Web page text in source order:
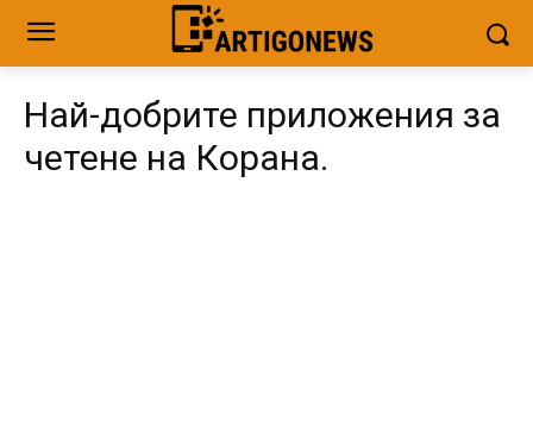
Най-добрите приложения за
четене на Корана.